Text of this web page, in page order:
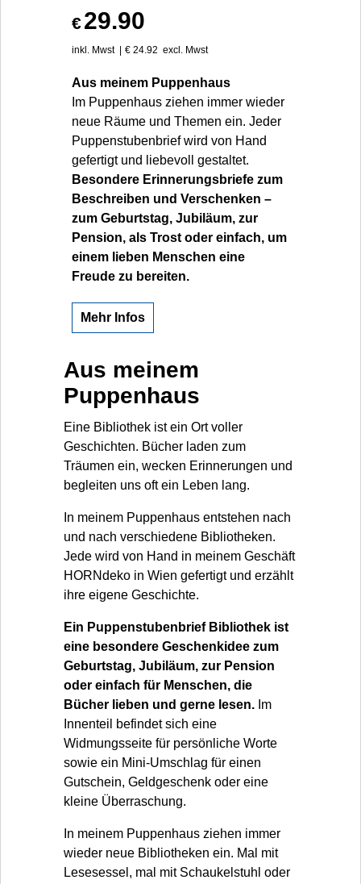
€29.90
inkl. Mwst € 24.92 excl. Mwst
Aus meinem Puppenhaus
Im Puppenhaus ziehen immer wieder
neue Räume und Themen ein. Jeder
Puppenstubenbrief wird von Hand
gefertigt und liebevoll gestaltet.
Besondere Erinnerungsbriefe zum
Beschreiben und Verschenken –
zum Geburtstag, Jubiläum, zur
Pension, als Trost oder einfach, um
einem lieben Menschen eine
Freude zu bereiten.
Mehr Infos
Aus meinem
Puppenhaus
Eine Bibliothek ist ein Ort voller
Geschichten. Bücher laden zum
Träumen ein, wecken Erinnerungen und
begleiten uns oft ein Leben lang.
In meinem Puppenhaus entstehen nach
und nach verschiedene Bibliotheken.
Jede wird von Hand in meinem Geschäft
HORNdeko in Wien gefertigt und erzählt
ihre eigene Geschichte.
Ein Puppenstubenbrief Bibliothek ist
eine besondere Geschenkidee zum
Geburtstag, Jubiläum, zur Pension
oder einfach für Menschen, die
Bücher lieben und gerne lesen. Im
Innenteil befindet sich eine
Widmungsseite für persönliche Worte
sowie ein Mini-Umschlag für einen
Gutschein, Geldgeschenk oder eine
kleine Überraschung.
In meinem Puppenhaus ziehen immer
wieder neue Bibliotheken ein. Mal mit
Lesesessel, mal mit Schaukelstuhl oder